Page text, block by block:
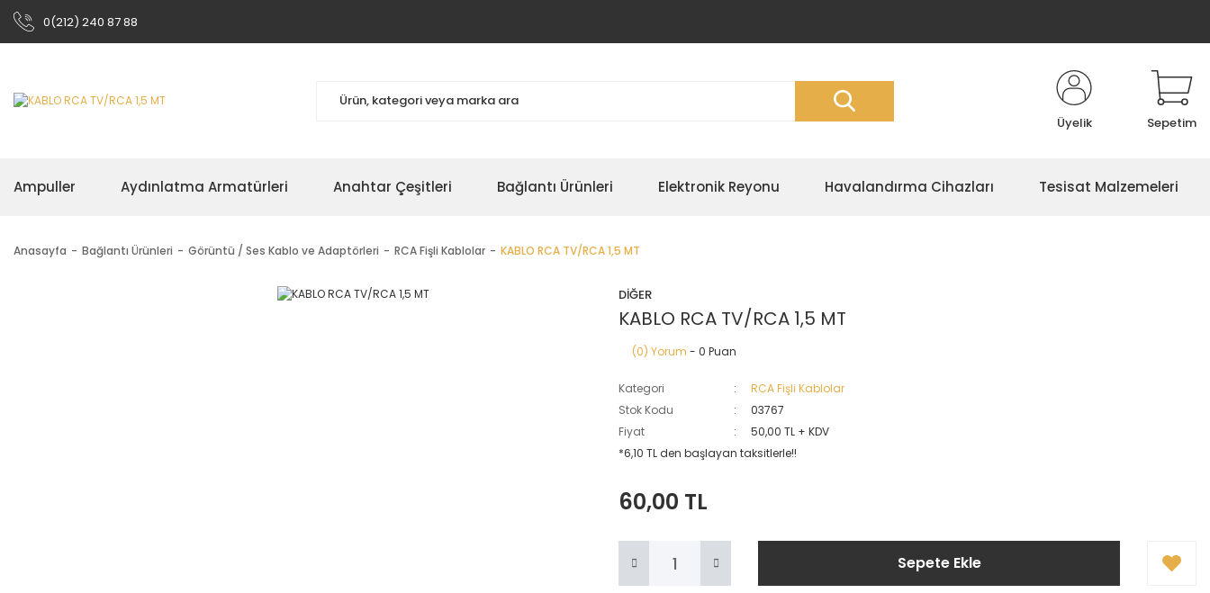
0(212) 240 87 88
Üyelik Sepetim
Ampuller Aydınlatma Armatürleri Anahtar Çeşitleri Bağlantı Ürünleri Elektronik Reyonu Havalandırma Cihazları Tesisat Malzemeleri
Anasayfa Bağlantı Ürünleri Görüntü / Ses Kablo ve Adaptörleri RCA Fişli Kablolar KABLO RCA TV/RCA 1,5 MT
DİĞER
KABLO RCA TV/RCA 1,5 MT
(0) Yorum - 0 Puan
Kategori
RCA Fişli Kablolar
Stok Kodu
03767
Fiyat
50,00 TL + KDV
*6,10 TL den başlayan taksitlerle!!
60,00 TL
Sepete Ekle